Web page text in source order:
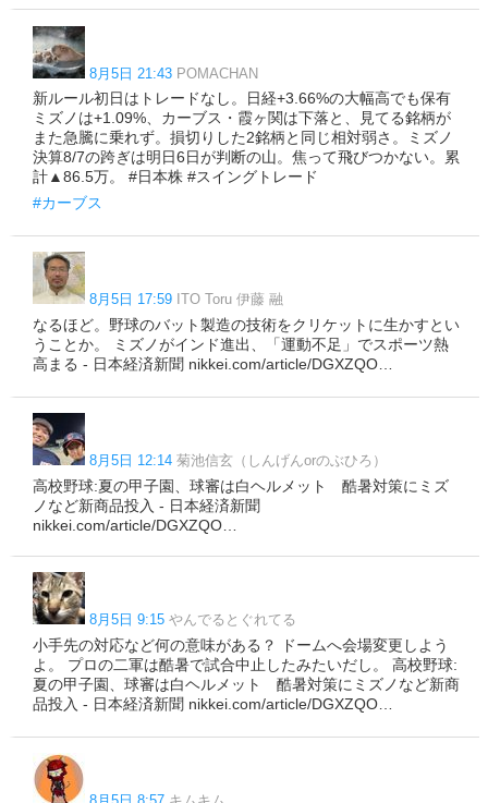
8月5日 21:43 POMACHAN
新ルール初日はトレードなし。日経+3.66%の大幅高でも保有
ミズノは+1.09%、カーブス・霞ヶ関は下落と、見てる銘柄が
また急騰に乗れず。損切りした2銘柄と同じ相対弱さ。ミズノ
決算8/7の跨ぎは明日6日が判断の山。焦って飛びつかない。累
計▲86.5万。 #日本株 #スイングトレード
#カーブス
8月5日 17:59 ITO Toru 伊藤 融
なるほど。野球のバット製造の技術をクリケットに生かすとい
うことか。 ミズノがインド進出、「運動不足」でスポーツ熱
高まる - 日本経済新聞 nikkei.com/article/DGXZQO…
8月5日 12:14 菊池信玄（しんげんorのぶひろ）
高校野球:夏の甲子園、球審は白ヘルメット 酷暑対策にミズ
ノなど新商品投入 - 日本経済新聞
nikkei.com/article/DGXZQO…
8月5日 9:15 やんでるとぐれてる
小手先の対応など何の意味がある？ ドームへ会場変更しよう
よ。 プロの二軍は酷暑で試合中止したみたいだし。 高校野球:
夏の甲子園、球審は白ヘルメット 酷暑対策にミズノなど新商
品投入 - 日本経済新聞 nikkei.com/article/DGXZQO…